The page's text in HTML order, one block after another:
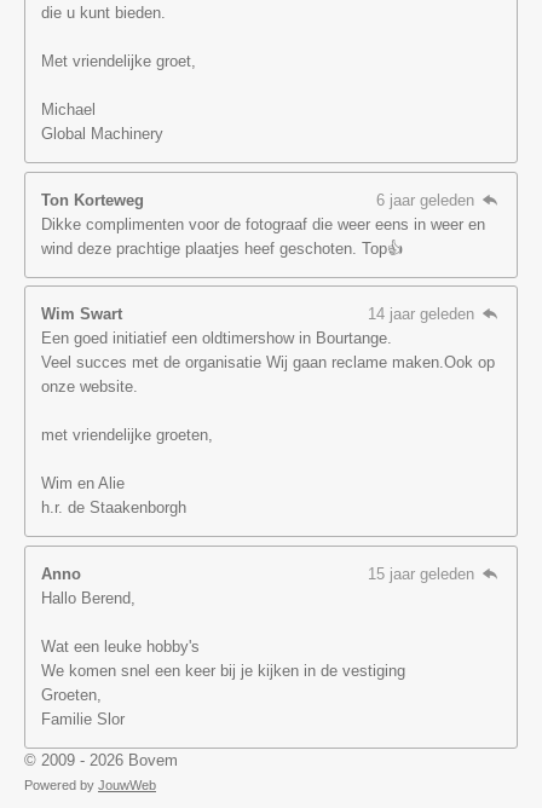
die u kunt bieden.
Met vriendelijke groet,
Michael
Global Machinery
Ton Korteweg
6 jaar geleden
Dikke complimenten voor de fotograaf die weer eens in weer en
wind deze prachtige plaatjes heef geschoten. Top👍
Wim Swart
14 jaar geleden
Een goed initiatief een oldtimershow in Bourtange.
Veel succes met de organisatie Wij gaan reclame maken.Ook op
onze website.
met vriendelijke groeten,
Wim en Alie
h.r. de Staakenborgh
Anno
15 jaar geleden
Hallo Berend,
Wat een leuke hobby's
We komen snel een keer bij je kijken in de vestiging
Groeten,
Familie Slor
© 2009 - 2026 Bovem
Powered by JouwWeb